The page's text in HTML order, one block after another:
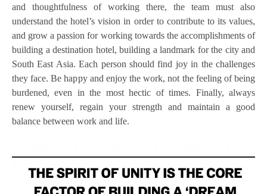
and thoughtfulness of working there, the team must also
understand the hotel’s vision in order to contribute to its values,
and grow a passion for working towards the accomplishments of
building a destination hotel, building a landmark for the city and
South East Asia. Each person should find joy in the challenges
they face. Be happy and enjoy the work, not the feeling of being
burdened, even in the most hectic of times. Finally, always
renew yourself, regain your strength and maintain a good
balance between work and life.